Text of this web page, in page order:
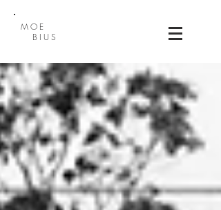
MOE
BIUS